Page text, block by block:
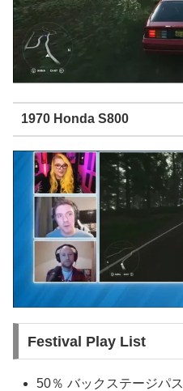
1970 Honda S800
Festival Play List
50％ バックステージパス